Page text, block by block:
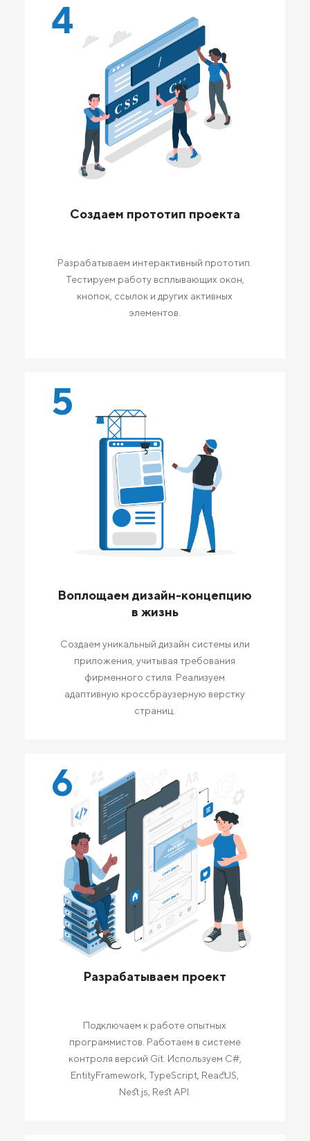
4
Создаем прототип проекта
Разрабатываем интерактивный прототип.
Тестируем работу всплывающих окон,
кнопок, ссылок и других активных
элементов.
5
Воплощаем дизайн-концепцию
в жизнь
Создаем уникальный дизайн системы или
приложения, учитывая требования
фирменного стиля. Реализуем
адаптивную кроссбраузерную верстку
страниц.
6
Разрабатываем проект
Подключаем к работе опытных
программистов. Работаем в системе
контроля версий Git. Используем C#,
EntityFramework, TypeScript, ReactJS,
Nest.js, Rest API.